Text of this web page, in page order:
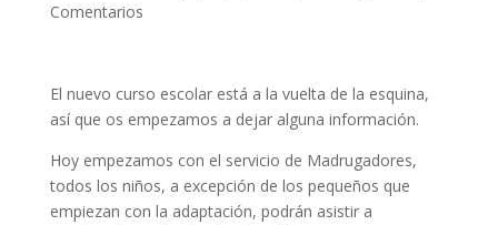
Comentarios
El nuevo curso escolar está a la vuelta de la esquina,
así que os empezamos a dejar alguna información.
Hoy empezamos con el servicio de Madrugadores,
todos los niños, a excepción de los pequeños que
empiezan con la adaptación, podrán asistir a